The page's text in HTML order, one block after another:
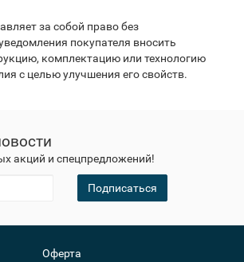
за собой право без
покупателя вносить
комплектацию или технологию
с целью улучшения его свойств.
акций и спецпредложений!
Подписаться
Оферта